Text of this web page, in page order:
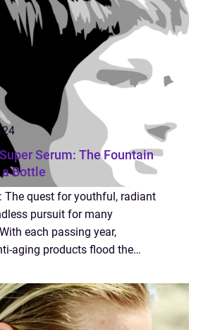
Serum: The Fountain
Bottle
The quest for youthful, radiant
pursuit for many
each passing year,
aging products flood the
a youthful glow. Among